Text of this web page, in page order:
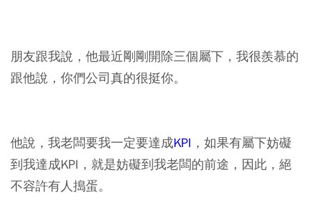
朋友跟我說，他最近剛剛開除三個屬下，我很羨慕的
跟他說，你們公司真的很挺你。
他說，我老闆要我一定要達成KPI ，如果有屬下妨礙
到我達成KPI，就是妨礙到我老闆的前途，因此，絕
不容許有人搗蛋。